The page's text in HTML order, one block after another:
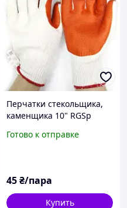
Перчатки стекольщика,
каменщика 10" RGSp
Готово к отправке
45₴/пара
Купить